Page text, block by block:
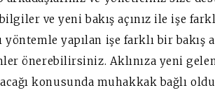
ve yeni bakış açınız ile işe
yapılan işe farklı bir bakış
önerebilirsiniz. Aklınıza yeni
konusunda muhakkak bağlı